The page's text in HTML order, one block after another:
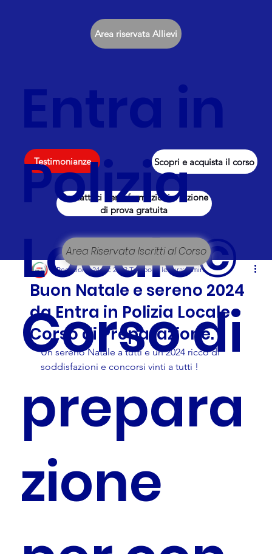
Contattaci per informazioni e lezione
di prova gratuita
Scopri e acquista il corso
Testimonianze
Entra in
Polizia
Locale©
Corso di
prepara
zione
Area riservata Allievi
Area Riservata Iscritti al Corso
Buon Natale e sereno 2024
da Entra in Polizia Locale -
Corso di Preparazione.
Redazione 24 dic 2023 Tempo di lettura: 1 min
Un sereno Natale a tutti e un 2024 ricco di
soddisfazioni e concorsi vinti a tutti !